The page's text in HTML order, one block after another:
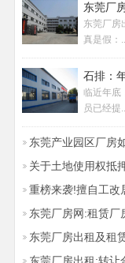
东莞厂
东莞厂房
真是假：
石排：
临近年底
员已经提
东莞产业园区厂房
关于土地使用权抵
重榜来袭!擅自工改
东莞厂房网:租赁厂
东莞厂房出租及租